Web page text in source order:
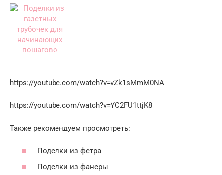
https://youtube.com/watch?v=vZk1sMmM0NA
https://youtube.com/watch?v=YC2FU1ttjK8
Также рекомендуем просмотреть:
Поделки из фетра
Поделки из фанеры